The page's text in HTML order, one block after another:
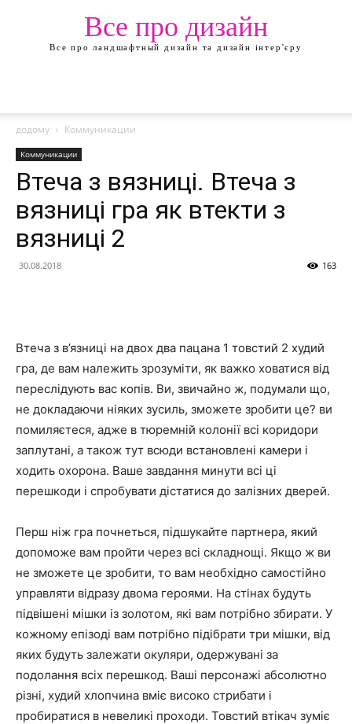
Все про дизайн
Все про ландшафтный дизайн та дизайн інтер'єру
додому Коммуникации
Коммуникации
Втеча з вязниці. Втеча з
вязниці гра як втекти з
вязниці 2
30.08.2018 163
Втеча з в’язниці на двох два пацана 1 товстий 2 худий
гра, де вам належить зрозуміти, як важко ховатися від
переслідують вас копів. Ви, звичайно ж, подумали що,
не докладаючи ніяких зусиль, зможете зробити це? ви
помиляєтеся, адже в тюремній колонії всі коридори
заплутані, а також тут всюди встановлені камери і
ходить охорона. Ваше завдання минути всі ці
перешкоди і спробувати дістатися до залізних дверей.
Перш ніж гра почнеться, підшукайте партнера, який
допоможе вам пройти через всі складнощі. Якщо ж ви
не зможете це зробити, то вам необхідно самостійно
управляти відразу двома героями. На стінах будуть
підвішені мішки із золотом, які вам потрібно збирати. У
кожному епізоді вам потрібно підібрати три мішки, від
яких будуть залежати окуляри, одержувані за
подолання всіх перешкод. Ваші персонажі абсолютно
різні, худий хлопчина вміє високо стрибати і
пробиратися в невеликі проходи. Товстий втікач зуміє